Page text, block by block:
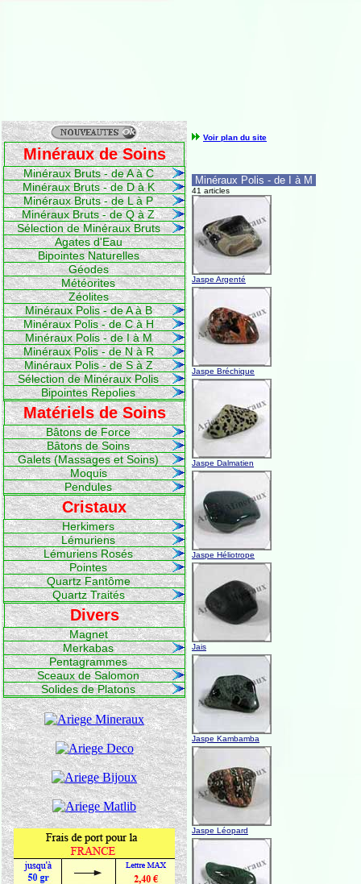
Minéraux de Soins
Minéraux Bruts - de A à C
Minéraux Bruts - de D à K
Minéraux Bruts - de L à P
Minéraux Bruts - de Q à Z
Sélection de Minéraux Bruts
Agates d'Eau
Bipointes Naturelles
Géodes
Météorites
Zéolites
Minéraux Polis - de A à B
Minéraux Polis - de C à H
Minéraux Polis - de I à M
Minéraux Polis - de N à R
Minéraux Polis - de S à Z
Sélection de Minéraux Polis
Bipointes Repolies
Matériels de Soins
Bâtons de Force
Bâtons de Soins
Galets (Massages et Soins)
Moquis
Pendules
Cristaux
Herkimers
Lémuriens
Lémuriens Rosés
Pointes
Quartz Fantôme
Quartz Traités
Divers
Magnet
Merkabas
Pentagrammes
Sceaux de Salomon
Solides de Platons
Voir plan du site
Minéraux Polis - de I à M
41 articles
Jaspe Argenté
Jaspe Bréchique
Jaspe Dalmatien
Jaspe Héliotrope
Jais
Jaspe Kambamba
Jaspe Léopard